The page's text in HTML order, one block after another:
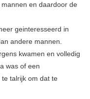
en daardoor de
geinteresseerd in
andere mannen.
kwamen en volledig
was of een
talrijk om dat te